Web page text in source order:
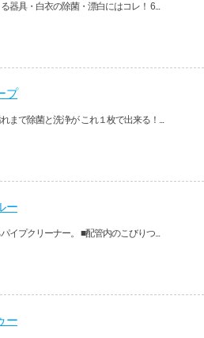
器具・白衣の除菌・漂白にはコレ！ 6...
プ
まで除菌と洗浄が これ１枚で出来る！...
ー
イプクリーナー。 ■配管内のこびりつ...
ー